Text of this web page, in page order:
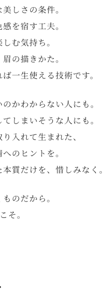
しさの条件。
を宿す工夫。
む気持ち。
の描きかた。
一生使える技術です。
かわからない人にも。
しまいそうな人にも。
入れて生まれた、
のヒントを。
質だけを、惜しみなく。
のだから。
。